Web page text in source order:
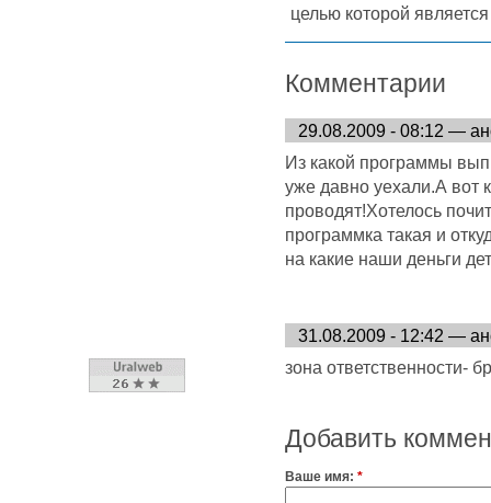
целью которой
Комментарии
29.08.2009 - 08:12 —
Из какой программы
уже давно уехали.А вот
проводят!Хотелось
программка такая и
на какие наши деньги
31.08.2009 - 12:42 —
зона ответственности-
Добавить
Ваше имя: *